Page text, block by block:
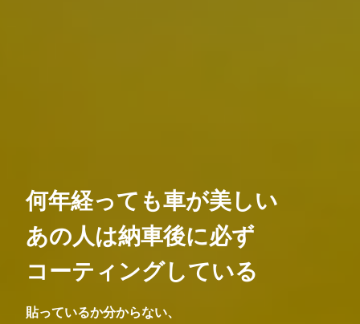
何年経っても車が美しい
あの人は納車後に必ず
コーティングしている
貼っているか分からない、